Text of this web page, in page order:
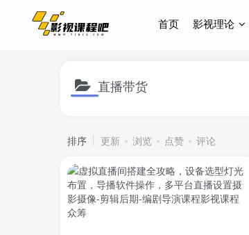
首页 影视理论
直播带货
排序 更新 浏览 点赞 评论